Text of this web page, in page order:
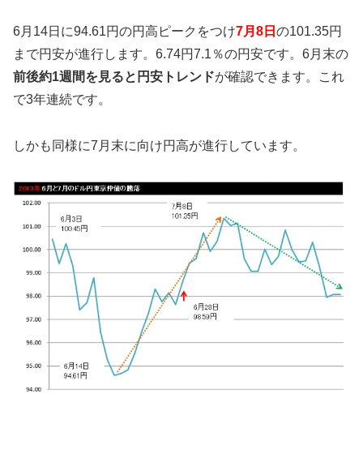
6月14日に94.61円の円高ピークをつけ7月8日 の101.35円
まで円安が進行します。6.74円7.1％の円安です。6月末の
前後約1週間を見ると円安トレンドが確認できます。これ
で3年連続です。
しかも同様に7月末に向け円高が進行しています。